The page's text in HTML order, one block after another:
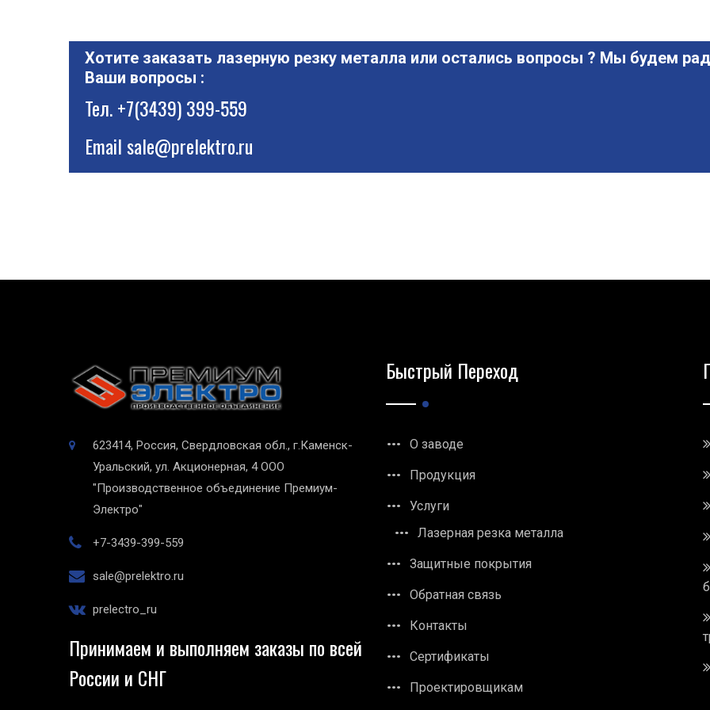
Хотите заказать лазерную резку металла или остались вопросы ? Мы будем
Ваши вопросы :
Тел.+7(3439) 399-559
Emailsale@prelektro.ru
623414, Россия, Свердловская обл., г.Каменск-
Уральский, ул. Акционерная, 4 ООО
"Производственное объединение Премиум-
Электро"
+7-3439-399-559
sale@prelektro.ru
prelectro_ru
Принимаем и выполняем заказы по всей
России и СНГ
Быстрый Переход
О заводе
Продукция
Услуги
Лазерная резка металла
Защитные покрытия
Обратная связь
Контакты
Сертификаты
Проектировщикам